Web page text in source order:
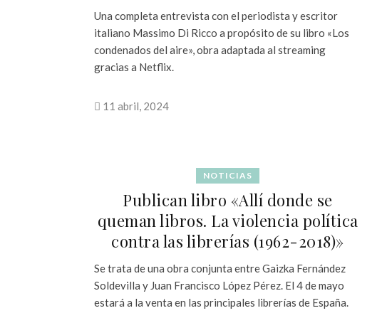
Una completa entrevista con el periodista y escritor
italiano Massimo Di Ricco a propósito de su libro «Los
condenados del aire», obra adaptada al streaming
gracias a Netflix.
11 abril, 2024
NOTICIAS
Publican libro «Allí donde se
queman libros. La violencia política
contra las librerías (1962-2018)»
Se trata de una obra conjunta entre Gaizka Fernández
Soldevilla y Juan Francisco López Pérez. El 4 de mayo
estará a la venta en las principales librerías de España.